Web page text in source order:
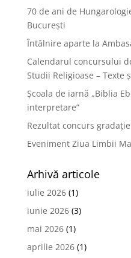
70 de ani de
București
Întâlnire aparte la
Calendarul concursului
Studii Religioase – Texte
Școala de iarnă „Biblia
interpretare”
Rezultat concurs
Eveniment Ziua Limbii
Arhivă articole
iulie 2026(1)
iunie 2026(3)
mai 2026(1)
aprilie 2026(1)